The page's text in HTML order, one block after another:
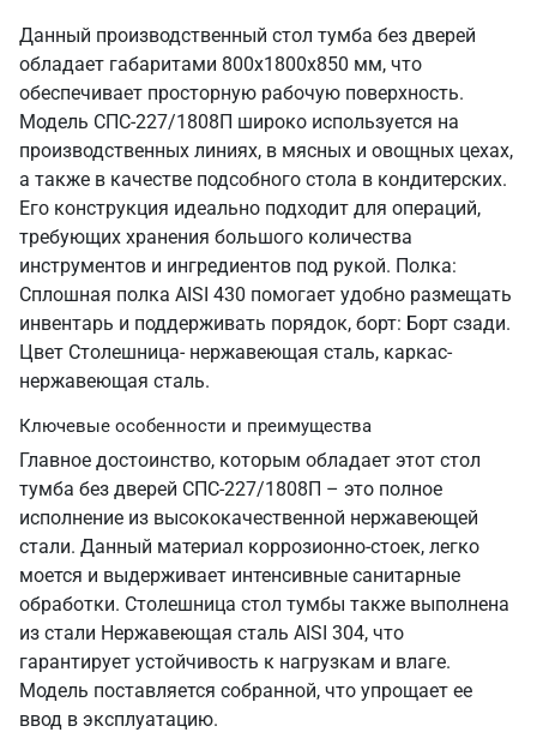
Данный производственный стол тумба без дверей
обладает габаритами 800х1800х850 мм, что
обеспечивает просторную рабочую поверхность.
Модель СПС-227/1808П широко используется на
производственных линиях, в мясных и овощных цехах,
а также в качестве подсобного стола в кондитерских.
Его конструкция идеально подходит для операций,
требующих хранения большого количества
инструментов и ингредиентов под рукой. Полка:
Сплошная полка AISI 430 помогает удобно размещать
инвентарь и поддерживать порядок, борт: Борт сзади.
Цвет Столешница- нержавеющая сталь, каркас-
нержавеющая сталь.
Ключевые особенности и преимущества
Главное достоинство, которым обладает этот стол
тумба без дверей СПС-227/1808П – это полное
исполнение из высококачественной нержавеющей
стали. Данный материал коррозионно-стоек, легко
моется и выдерживает интенсивные санитарные
обработки. Столешница стол тумбы также выполнена
из стали Нержавеющая сталь AISI 304, что
гарантирует устойчивость к нагрузкам и влаге.
Модель поставляется собранной, что упрощает ее
ввод в эксплуатацию.